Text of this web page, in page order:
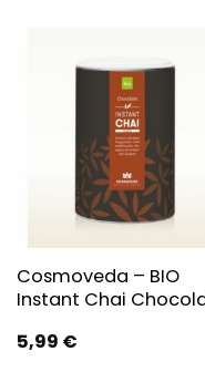
Cosmoveda – BIO
Instant Chai
5,99 €